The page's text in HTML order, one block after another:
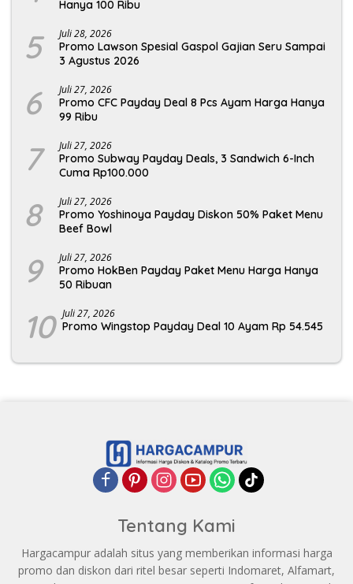
Hanya 100 Ribu
5 Juli 28, 2026
Promo Lawson Spesial Gaspol Gajian Seru Sampai
3 Agustus 2026
6 Juli 27, 2026
Promo CFC Payday Deal 8 Pcs Ayam Harga Hanya
99 Ribu
7 Juli 27, 2026
Promo Subway Payday Deals, 3 Sandwich 6-Inch
Cuma Rp100.000
8 Juli 27, 2026
Promo Yoshinoya Payday Diskon 50% Paket Menu
Beef Bowl
9 Juli 27, 2026
Promo HokBen Payday Paket Menu Harga Hanya
50 Ribuan
10 Juli 27, 2026
Promo Wingstop Payday Deal 10 Ayam Rp 54.545
Tentang Kami
Hargacampur adalah situs yang memberikan informasi harga
promo dan diskon dari ritel besar seperti Indomaret, Alfamart,